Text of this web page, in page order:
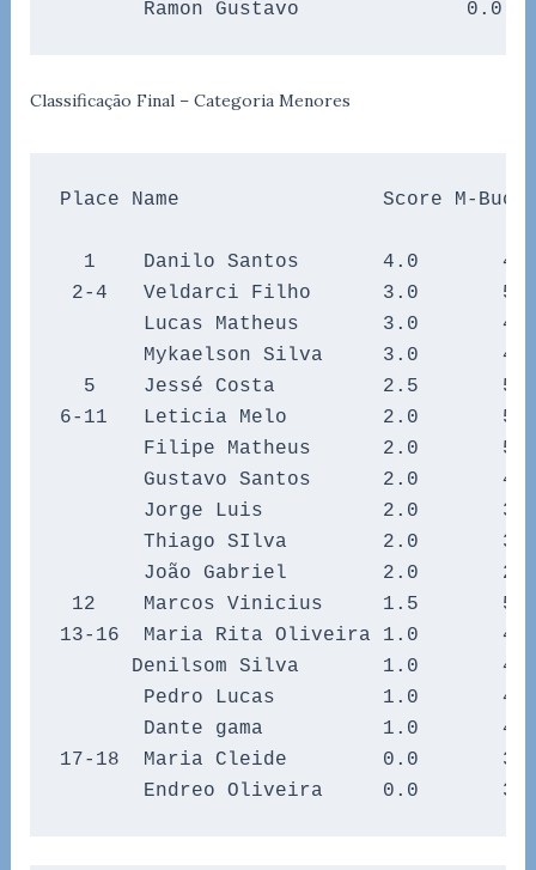
Ramon Gustavo              0.0
Classificação Final – Categoria Menores
Place Name                 Score M-
1    Danilo Santos       4.0
2-4   Veldarci Filho      3.0
Lucas Matheus       3.0
Mykaelson Silva     3.0
5    Jessé Costa         2.5
6-11   Leticia Melo        2.0
Filipe Matheus      2.0
Gustavo Santos      2.0
Jorge Luis          2.0
Thiago SIlva        2.0
João Gabriel        2.0
12    Marcos Vinicius     1.5
13-16  Maria Rita Oliveira 1.0
Denilsom Silva       1.0
Pedro Lucas         1.0
Dante gama          1.0
17-18  Maria Cleide        0.0
Endreo Oliveira     0.0